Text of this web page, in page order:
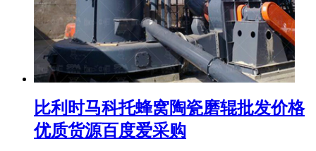
比利时马科托蜂窝陶瓷磨辊批发价格
优质货源百度爱采购